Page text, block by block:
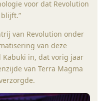
voor dat Revolution
van Revolution onder
van deze
Kabuki in, dat vorig jaar
van Terra Magma